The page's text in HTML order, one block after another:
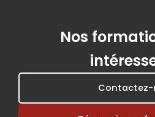
Nos
Contactez-